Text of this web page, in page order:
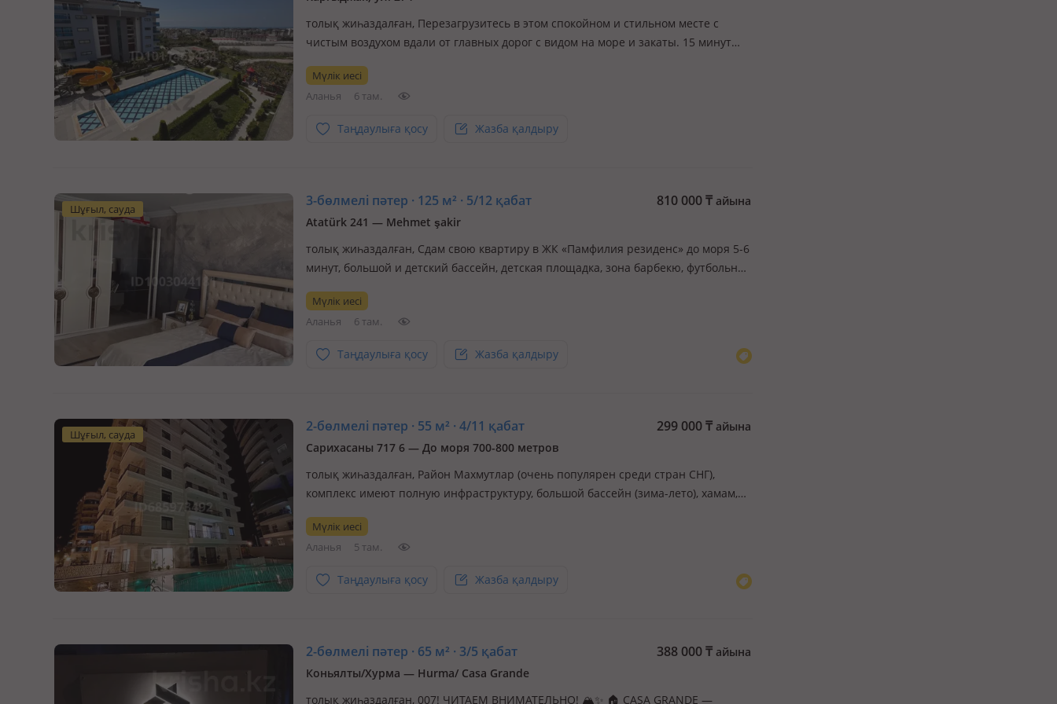
толық жиһаздалған, Перезагрузитесь в этом спокойном и стильном месте с
чистым воздухом вдали от главных дорог с видом на море и закаты. 15 минут
Квартира 1+1 с новой техникой, кондиционерами и мебелью. Сдается впервые.
Свеж…
Мүлік иесі
Аланья
6 там.
Таңдаулыға қосу Жазба қалдыру
Шұғыл, сауда 3-бөлмелі пәтер · 125 м² · 5/12 қабат 810 000₸ айына
Atatürk 241 — Mehmet şakir
толық жиһаздалған, Сдам свою квартиру в ЖК «Памфилия резиденс» до моря 5-6
минут, большой и детский бассейн, детская площадка, зона барбекю, футбольной
вторничный рынок, все маркеты «Бим», «А101», Мигрос, Карефур. Есть
частичный вид н…
Мүлік иесі
Аланья
6 там.
Таңдаулыға қосу Жазба қалдыру
Шұғыл, сауда 2-бөлмелі пәтер · 55 м² · 4/11 қабат 299 000₸ айына
Сарихасаны 717 6 — До моря 700-800 метров
толық жиһаздалған, Район Махмутлар (очень популярен среди стран СНГ),
комплекс имеют полную инфраструктуру, большой бассейн (зима-лето), хамам,
охраняемая 7/24. В шаговой доступности магазины, кафе, ну и до моря всего -
750м…
Мүлік иесі
Аланья
5 там.
Таңдаулыға қосу Жазба қалдыру
2-бөлмелі пәтер · 65 м² · 3/5 қабат 388 000₸ айына
Коньялты/Хурма — Hurma/ Casa Grande
толық жиһаздалған, 007! ЧИТАЕМ ВНИМАТЕЛЬНО! 🏔✨ 🏠 CASA GRANDE —